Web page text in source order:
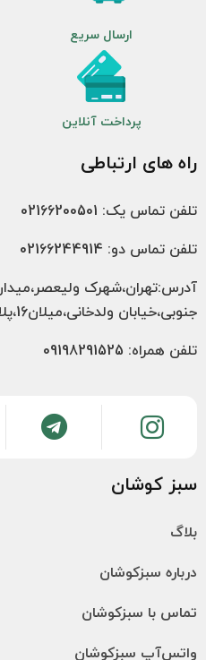
ارسال سریع
پرداخت آنلاین
راه های ارتباطی
تلفن تماس یک: 02166200501
تلفن تماس دو: 02166244914
آدرس:تهران،شهرک
جنوبی،خیابان ولدخانی،میلان16،پلاک16
تلفن همراه: 09198291525
سبز کوشان
بلاگ
درباره سبزکوشان
تماس با سبزکوشان
واتس‌آپ سبزکوشان